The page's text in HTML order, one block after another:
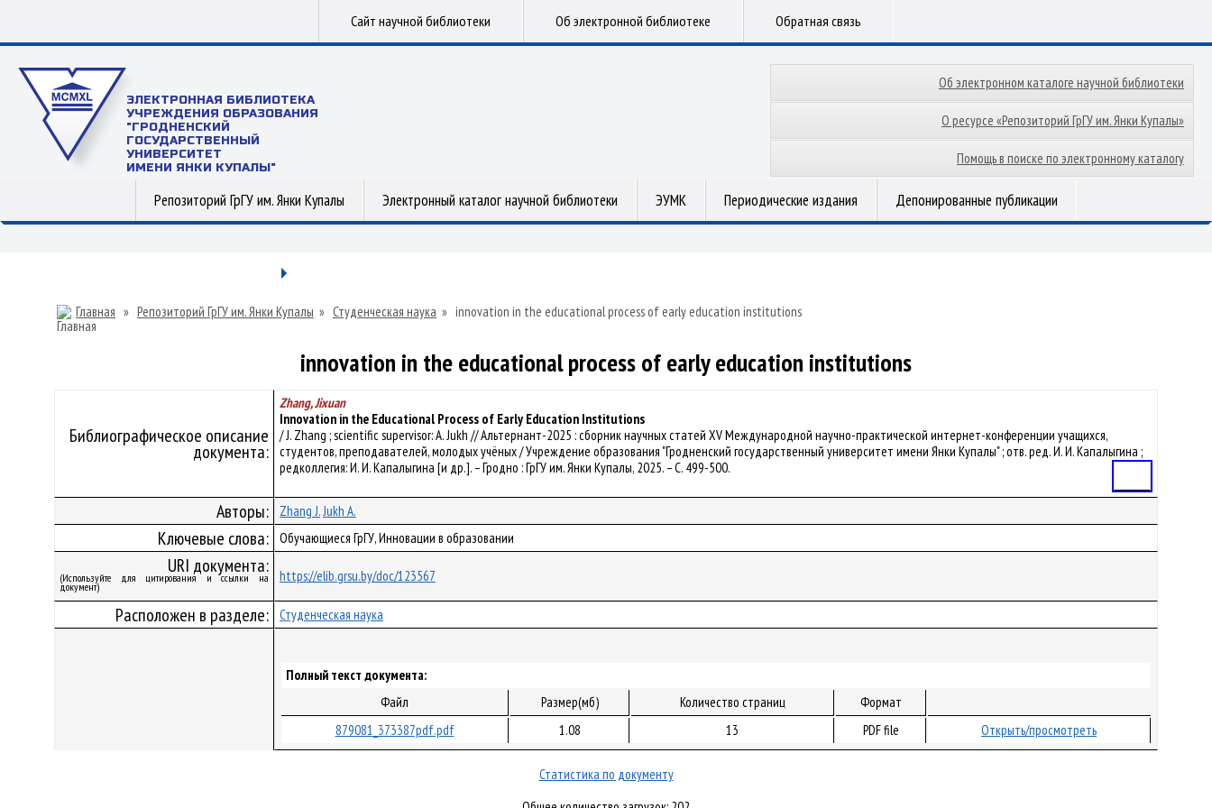
Сайт научной библиотеки Об электронной библиотеке Обратная связь
ЭЛЕКТРОННАЯ БИБЛИОТЕКА
УЧРЕЖДЕНИЯ ОБРАЗОВАНИЯ
"ГРОДНЕНСКИЙ
ГОСУДАРСТВЕННЫЙ
УНИВЕРСИТЕТ
ИМЕНИ ЯНКИ КУПАЛЫ"
Об электронном каталоге научной библиотеки
О ресурсе «Репозиторий ГрГУ им. Янки Купалы»
Помощь в поиске по электронному каталогу
Репозиторий ГрГУ им. Янки Купалы Электронный каталог научной библиотеки ЭУМК Периодические издания Депонированные публикации
Главная » Репозиторий ГрГУ им. Янки Купалы » Студенческая наука » innovation in the educational process of early education institutions
innovation in the educational process of early education institutions
Библиографическое описание
документа:
Zhang, Jixuan
Innovation in the Educational Process of Early Education Institutions
/ J. Zhang ; scientific supervisor: A. Jukh // Альтернант-2025 : сборник научных статей XV Международной научно-практической интернет-конференции учащихся,
студентов, преподавателей, молодых учёных / Учреждение образования "Гродненский государственный университет имени Янки Купалы" ; отв. ред. И. И. Капалыгина ;
редколлегия: И. И. Капалыгина [и др.]. – Гродно : ГрГУ им. Янки Купалы, 2025. – С. 499-500.
Авторы: Zhang J.Jukh A.
Ключевые слова: Обучающиеся ГрГУ, Инновации в образовании
URI документа:
(Используйте для цитирования и ссылки на
документ)
https://elib.grsu.by/doc/123567
Расположен в разделе: Студенческая наука
Полный текст документа:
Файл
Размер(мб) Количество страниц
Формат
879081_373387pdf.pdf
1.08 13 PDF file Открыть/просмотреть
Статистика по документу